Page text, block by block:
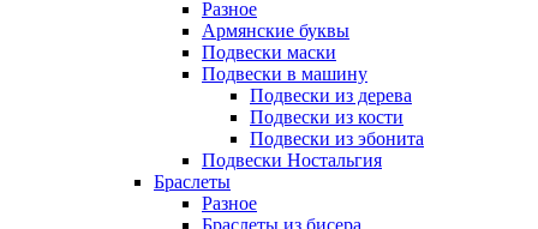
Разное
Армянские буквы
Подвески маски
Подвески в машину
Подвески из дерева
Подвески из кости
Подвески из эбонита
Подвески Ностальгия
Браслеты
Разное
Браслеты из бисера